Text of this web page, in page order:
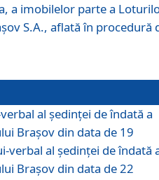
a imobilelor parte a
S.A., aflată în procedură
al şedinţei de îndată a
Braşov din data de 19
verbal al şedinţei de îndată
Braşov din data de 22